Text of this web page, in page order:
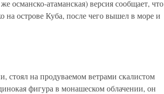
османско-атаманская) версия сообщает, что
на острове Куба, после чего вышел в море и
на продуваемом ветрами скалистом
фигура в монашеском облачении, он